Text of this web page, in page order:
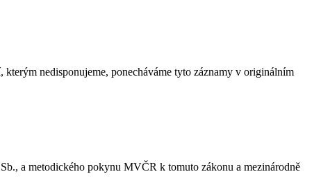
nedisponujeme, ponecháváme tyto záznamy v originálním
a metodického pokynu MVČR k tomuto zákonu a mezinárodně